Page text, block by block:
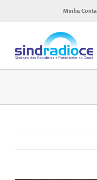
o
Minha Conta